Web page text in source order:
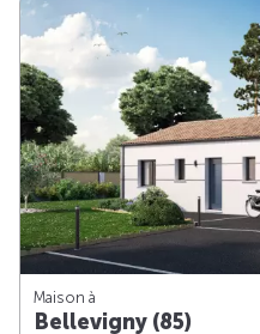
Maison à
Bellevigny (85)